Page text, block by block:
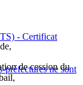
de cession du
- Certificat
préfectures ne sont